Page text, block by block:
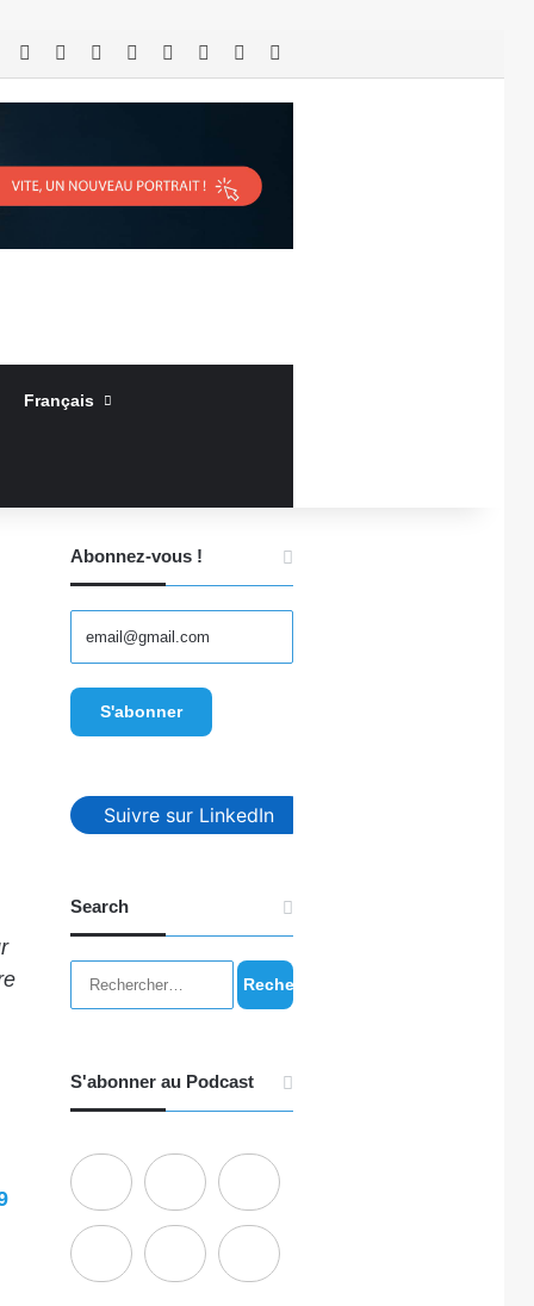
RSS Facebook LinkedinYouTubeConnexionArticle Aléatoire
Français
Abonnez-vous !
Suivre sur LinkedIn
Search
Rechercher :
S'abonner au Podcast